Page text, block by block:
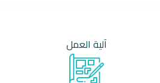
آليةالعمل